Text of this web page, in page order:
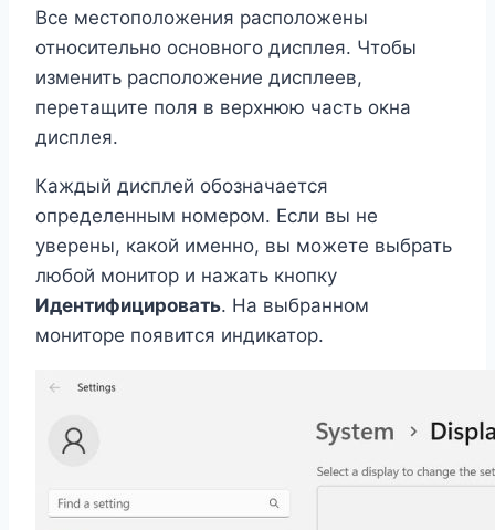
Все местоположения расположены
относительно основного дисплея. Чтобы
изменить расположение дисплеев,
перетащите поля в верхнюю часть окна
дисплея.
Каждый дисплей обозначается
определенным номером. Если вы не
уверены, какой именно, вы можете выбрать
любой монитор и нажать кнопку
Идентифицировать. На выбранном
мониторе появится индикатор.